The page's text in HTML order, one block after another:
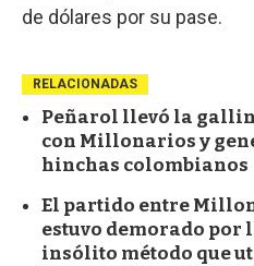
de dólares por su pase.
RELACIONADAS
Peñarol llevó la
con Millonarios y
hinchas colombianos
El partido entre
estuvo demorado por
insólito método que